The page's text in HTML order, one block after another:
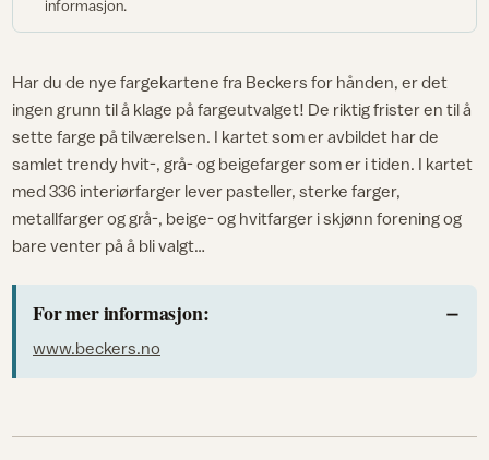
informasjon.
Har du de nye fargekartene fra Beckers for hånden, er det
ingen grunn til å klage på fargeutvalget! De riktig frister en til å
sette farge på tilværelsen. I kartet som er avbildet har de
samlet trendy hvit-, grå- og beigefarger som er i tiden. I kartet
med 336 interiørfarger lever pasteller, sterke farger,
metallfarger og grå-, beige- og hvitfarger i skjønn forening og
bare venter på å bli valgt…
For mer informasjon:
www.beckers.no